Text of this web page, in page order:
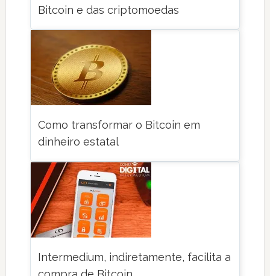
Bitcoin e das criptomoedas
Como transformar o Bitcoin em
dinheiro estatal
Intermedium, indiretamente, facilita a